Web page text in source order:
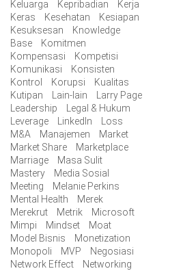
Keluarga
Kepribadian
Kerja
Keras
Kesehatan
Kesiapan
Kesuksesan
Knowledge
Base
Komitmen
Kompensasi
Kompetisi
Komunikasi
Konsisten
Kontrol
Korupsi
Kualitas
Kutipan
Lain-lain
Larry Page
Leadership
Legal & Hukum
Leverage
LinkedIn
Loss
M&A
Manajemen
Market
Market Share
Marketplace
Marriage
Masa Sulit
Mastery
Media Sosial
Meeting
Melanie Perkins
Mental Health
Merek
Merekrut
Metrik
Microsoft
Mimpi
Mindset
Moat
Model Bisnis
Monetization
Monopoli
MVP
Negosiasi
Network Effect
Networking